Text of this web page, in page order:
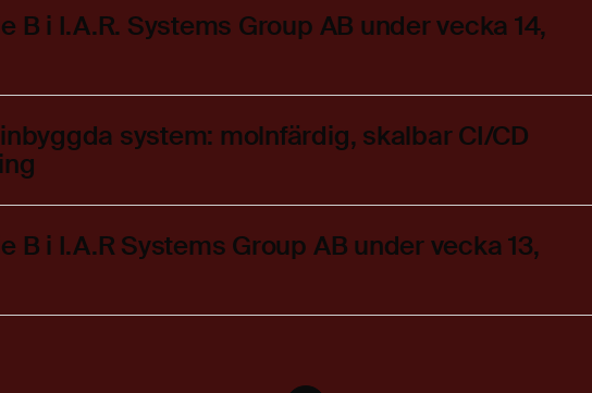
B i I.A.R. Systems Group AB under vecka 14,
system: molnfärdig, skalbar CI/CD
B i I.A.R Systems Group AB under vecka 13,